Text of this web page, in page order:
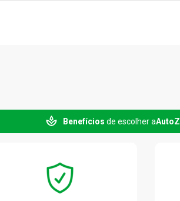
Benefícios de escolher aAutoZ